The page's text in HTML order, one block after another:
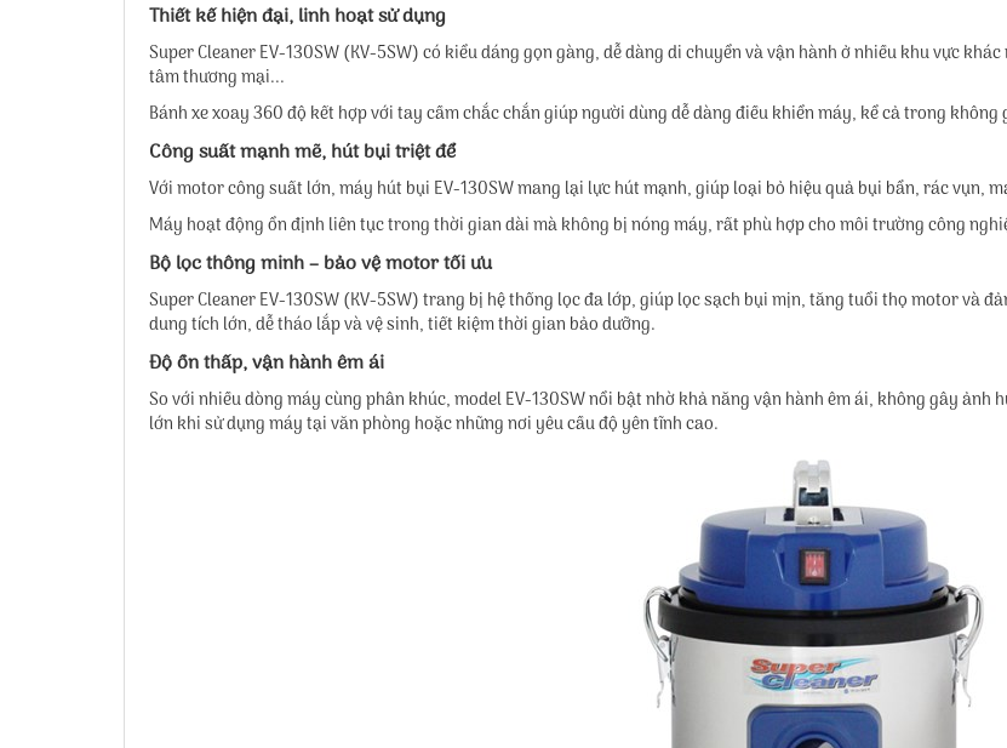
Thiết kế hiện đại, linh hoạt sử dụng
Super Cleaner EV-130SW (KV-5SW) có kiểu dáng gọn gàng, dễ dàng di chuyển và vận hành ở nhiều khu vực
tâm thương mại...
Bánh xe xoay 360 độ kết hợp với tay cầm chắc chắn giúp người dùng dễ dàng điều khiển máy, kể cả trong không
Công suất mạnh mẽ, hút bụi triệt để
Với motor công suất lớn, máy hút bụi EV-130SW mang lại lực hút mạnh, giúp loại bỏ hiệu quả bụi bẩn, rác vụn,
Máy hoạt động ổn định liên tục trong thời gian dài mà không bị nóng máy, rất phù hợp cho môi trường công
Bộ lọc thông minh – bảo vệ motor tối ưu
Super Cleaner EV-130SW (KV-5SW) trang bị hệ thống lọc đa lớp, giúp lọc sạch bụi mịn, tăng tuổi thọ motor và
dung tích lớn, dễ tháo lắp và vệ sinh, tiết kiệm thời gian bảo dưỡng.
Độ ồn thấp, vận hành êm ái
So với nhiều dòng máy cùng phân khúc, model EV-130SW nổi bật nhờ khả năng vận hành êm ái, không gây
lớn khi sử dụng máy tại văn phòng hoặc những nơi yêu cầu độ yên tĩnh cao.